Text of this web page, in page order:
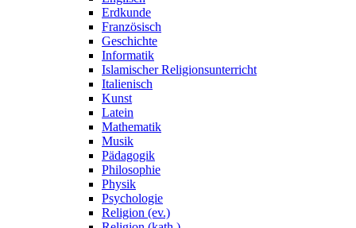
Erdkunde
Französisch
Geschichte
Informatik
Islamischer Religionsunterricht
Italienisch
Kunst
Latein
Mathematik
Musik
Pädagogik
Philosophie
Physik
Psychologie
Religion (ev.)